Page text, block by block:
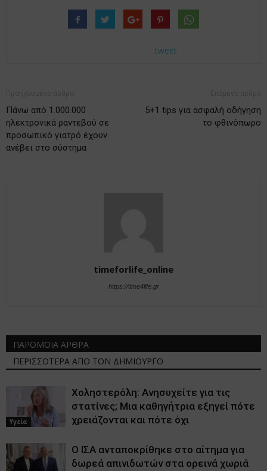
tweet
Πάνω από 1.000.000
ηλεκτρονικά ραντεβού σε
προσωπικό γιατρό έχουν
ανέβει στο σύστημα
5+1 tips για ασφαλή οδήγηση
το φθινόπωρο
timeforlife_online
https://time4life.gr
ΠΑΡΟΜΟΙΑ ΑΡΘΡΑ
ΠΕΡΙΣΣΟΤΕΡΑ ΑΠΟ ΤΟΝ ΔΗΜΙΟΥΡΓΟ
Υγεία
Χοληστερόλη: Ανησυχείτε για τις
στατίνες; Μια καθηγήτρια εξηγεί πότε
χρειάζονται και πότε όχι
Ο ΙΣΑ ανταποκρίθηκε στο αίτημα για
δωρεά απινιδωτών στα ορεινά χωριά